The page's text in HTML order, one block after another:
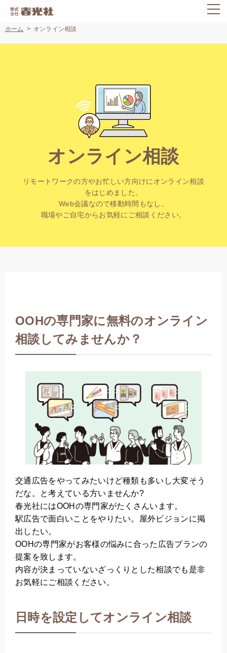
ホーム オンライン相談
オンライン相談
リモートワークの方やお忙しい方向けにオンライン相談
をはじめました。
Web会議なので移動時間もなし。
職場やご自宅からお気軽にご相談ください。
OOHの専門家に無料のオンライン
相談してみませんか？
交通広告をやってみたいけど種類も多いし大変そう
だな。と考えている方いませんか?
春光社にはOOHの専門家がたくさんいます。
駅広告で面白いことをやりたい。屋外ビジョンに掲
出したい。
OOHの専門家がお客様の悩みに合った広告プランの
提案を致します。
内容が決まっていないざっくりとした相談でも是非
お気軽にご相談ください。
日時を設定してオンライン相談